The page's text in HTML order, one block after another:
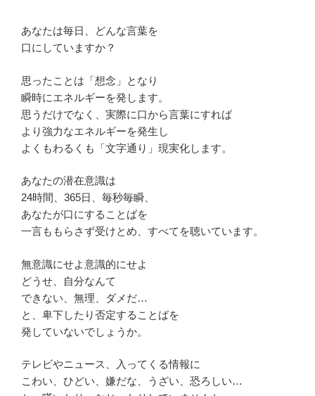
あなたは毎日、どんな言葉を
口にしていますか？
思ったことは「想念」となり
瞬時にエネルギーを発します。
思うだけでなく、実際に口から言葉にすれば
より強力なエネルギーを発生し
よくもわるくも「文字通り」現実化します。
あなたの潜在意識は
24時間、365日、毎秒毎瞬、
あなたが口にすることばを
一言ももらさず受けとめ、すべてを聴いています。
無意識にせよ意識的にせよ
どうせ、自分なんて
できない、無理、ダメだ…
と、卑下したり否定することばを
発していないでしょうか。
テレビやニュース、入ってくる情報に
こわい、ひどい、嫌だな、うざい、恐ろしい…